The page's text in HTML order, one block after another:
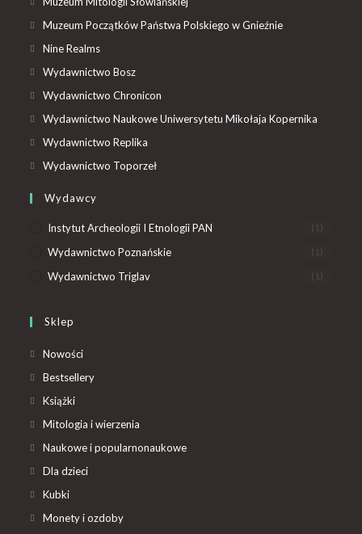
Muzeum Początków Państwa Polskiego w Gnieźnie
Nine Realms
Wydawnictwo Bosz
Wydawnictwo Chronicon
Wydawnictwo Naukowe Uniwersytetu Mikołaja Kopernika
Wydawnictwo Replika
Wydawnictwo Toporzeł
Wydawcy
Instytut Archeologii I Etnologii PAN (1)
Wydawnictwo Poznańskie (1)
Wydawnictwo Triglav (1)
Sklep
Nowości
Bestsellery
Książki
Mitologia i wierzenia
Naukowe i popularnonaukowe
Dla dzieci
Kubki
Monety i ozdoby